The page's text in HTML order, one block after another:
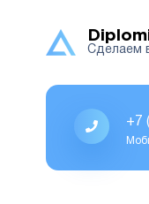
Сделаем
+7